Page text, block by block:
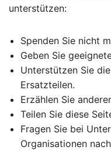
unterstützen:
Spenden Sie nicht
Geben Sie
Unterstützen Sie
Ersatzteilen.
Erzählen Sie
Teilen Sie diese
Fragen Sie bei
Organisationen